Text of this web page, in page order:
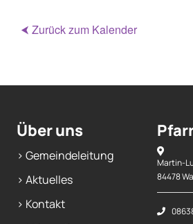
⮜ Zurück zum Kalender
Über uns
> Gemeindeleitung
> Aktuelles
> Kontakt
Martin-
84478